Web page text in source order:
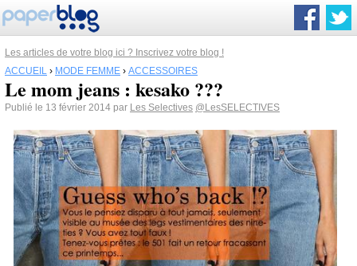
Les articles de votre blog ici ? Inscrivez votre blog !
ACCUEIL › MODE FEMME › ACCESSOIRES
Le mom jeans : kesako ???
Publié le 13 février 2014 par Les Selectives @LesSELECTIVES